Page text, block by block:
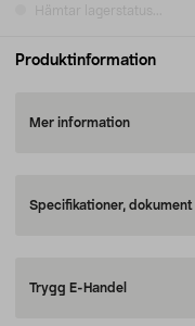
Hämtar lagerstatus...
Produktinformation
Mer information
Specifikationer,
Trygg E-Handel